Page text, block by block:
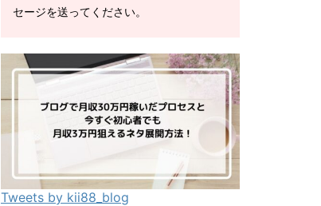
セージを送ってください。
Tweets by kii88_blog